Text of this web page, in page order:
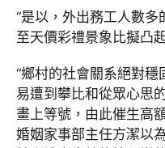
“是以，外出務工人數
至天價彩禮景象比擬凸
“鄉村的社會關系絕對
易遭到攀比和從眾心思
畫上等號，由此催生高
婚姻家事部主任方潔以